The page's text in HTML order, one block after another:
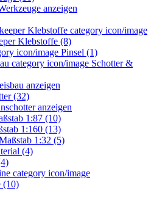
anzeigen
Klebstoffe (8)
Pinsel (1)
Schotter &
anzeigen
(32)
anzeigen
1:87 (10)
1:160 (13)
1:32 (5)
(4)
(10)